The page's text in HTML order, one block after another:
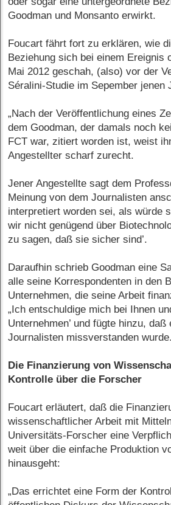
Goodman und Monsanto erwirkt.
Foucart fährt fort zu erklären, wie
Beziehung sich bei einem Ereignis
Mai 2012 geschah, (also) vor der
Séralini-Studie im Sepember jenen
„Nach der Veröffentlichung eines
dem Goodman, der damals noch
FCT war, zitiert worden ist, weist
Angestellter scharf zurecht.
Jener Angestellte sagt dem
Meinung von dem Journalisten
interpretiert worden sei, als würde
wir nicht genügend über
zu sagen, daß sie sicher sind’.
Daraufhin schrieb Goodman eine
alle seine Korrespondenten in den
Unternehmen, die seine Arbeit
„Ich entschuldige mich bei Ihnen
Unternehmen’ und fügte hinzu, daß
Journalisten missverstanden
Die Finanzierung von
Kontrolle über die Forscher
Foucart erläutert, daß die
wissenschaftlicher Arbeit mit
Universitäts-Forscher eine
weit über die einfache Produktion
hinausgeht:
„Das errichtet eine Form der